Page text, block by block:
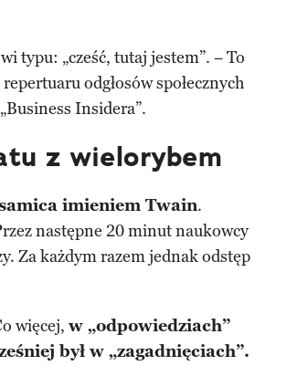
typu: „cześć, tutaj jestem”. − To
odgłosów społecznych
Insidera”.
z wielorybem
imieniem Twain.
następne 20 minut naukowcy
Za każdym razem jednak odstęp
więcej, w „odpowiedziach”
był w „zagadnięciach”.